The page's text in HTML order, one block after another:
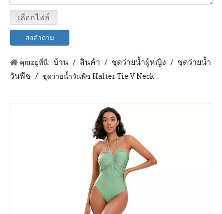
ทำไมต้องยกชุดว่ายน้ำขึ้นด้านหน้า: การวินิจฉัยความพอดีโดยผู้เชี่ยวชาญและโซลูชัน OEM
การเรียนรู้การสวมชุดว่ายน้ำ: แก้ปัญหาการเลื่อนหลุดของสายรัดและการขุดไหล่
เหตุใดกลยุทธ์ซับในสำหรับชุดว่ายน้ำสีเข้มและสีอ่อนจึงแตกต่างกัน
กายวิภาคของคุณภาพ: เหตุใดถ้วยสองชั้นจึงมีความสำคัญในวิศวกรรมชุดว่ายน้ำระดับพรีเมียม
ความร่วมมือเพื่อความเป็นเลิศ: เหตุใดการผลิตที่มีประสบการณ์จึงเป็นกุญแจสู่ความสำเร็จของแบรนด์ชุดว่ายน้ำของคุณ
2026-07-19
เลือกไฟล์
ส่งคำถาม
คุณอยู่ที่นี่: บ้าน / สินค้า / ชุดว่ายน้ำผู้หญิง / ชุดว่ายน้ำ
วันพีช / ชุดว่ายน้ำวันพีช Halter Tie V Neck